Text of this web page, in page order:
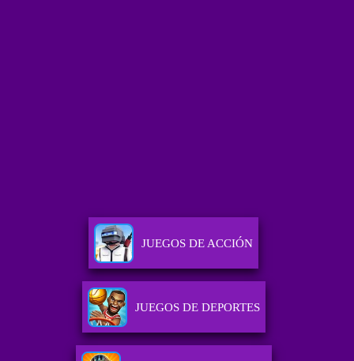
JUEGOS DE ACCIÓN
JUEGOS DE DEPORTES